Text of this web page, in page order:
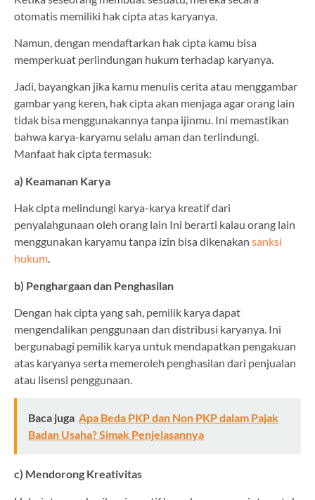
otomatis memiliki hak cipta atas karyanya.
Namun, dengan mendaftarkan hak cipta kamu bisa
memperkuat perlindungan hukum terhadap karyanya.
Jadi, bayangkan jika kamu menulis cerita atau menggambar
gambar yang keren, hak cipta akan menjaga agar orang lain
tidak bisa menggunakannya tanpa ijinmu. Ini memastikan
bahwa karya-karyamu selalu aman dan terlindungi.
Manfaat hak cipta termasuk:
a) Keamanan Karya
Hak cipta melindungi karya-karya kreatif dari
penyalahgunaan oleh orang lain Ini berarti kalau orang lain
menggunakan karyamu tanpa izin bisa dikenakan sanksi
hukum.
b) Penghargaan dan Penghasilan
Dengan hak cipta yang sah, pemilik karya dapat
mengendalikan penggunaan dan distribusi karyanya. Ini
bergunabagi pemilik karya untuk mendapatkan pengakuan
atas karyanya serta memeroleh penghasilan dari penjualan
atau lisensi penggunaan.
Baca juga Apa Beda PKP dan Non PKP dalam Pajak
Badan Usaha? Simak Penjelasannya
c) Mendorong Kreativitas